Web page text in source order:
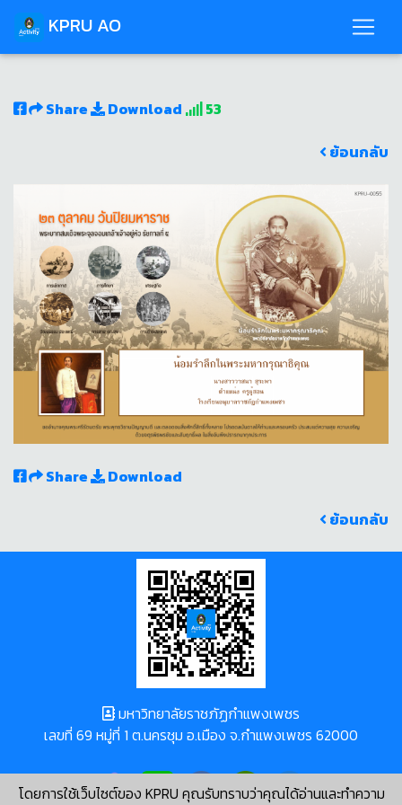
KPRU AO
Share Download
53
ย้อนกลับ
Share
Download
ย้อนกลับ
โดยการใช้เว็บไซต์ของ KPRU คุณรับทราบว่าคุณได้อ่านและทำความ
มหาวิทยาลัยราชภัฏกำแพงเพชร
เลขที่ 69 หมู่ที่ 1 ต.นครชุม อ.เมือง จ.กำแพงเพชร 62000